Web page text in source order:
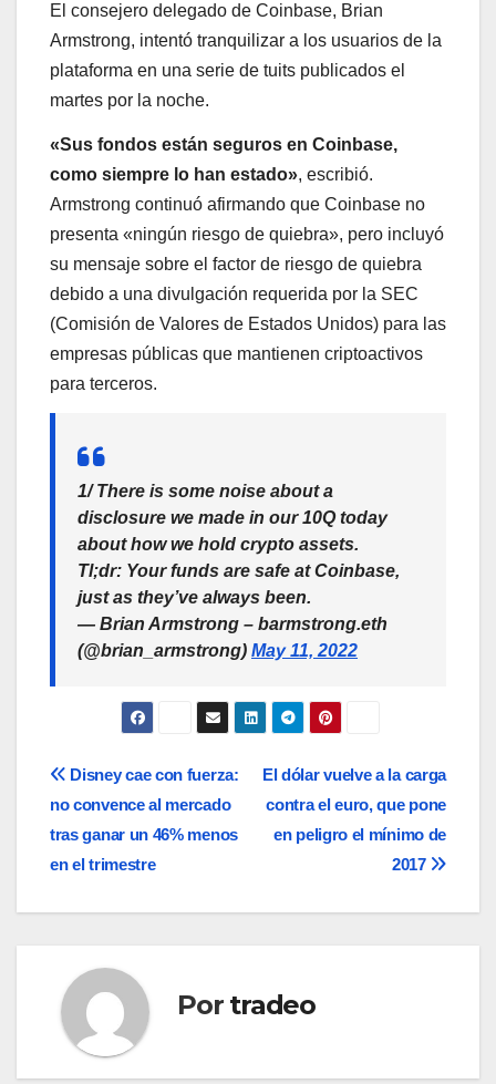
El consejero delegado de Coinbase, Brian
Armstrong, intentó tranquilizar a los usuarios de la
plataforma en una serie de tuits publicados el
martes por la noche.
«Sus fondos están seguros en Coinbase,
como siempre lo han estado», escribió.
Armstrong continuó afirmando que Coinbase no
presenta «ningún riesgo de quiebra», pero incluyó
su mensaje sobre el factor de riesgo de quiebra
debido a una divulgación requerida por la SEC
(Comisión de Valores de Estados Unidos) para las
empresas públicas que mantienen criptoactivos
para terceros.
1/ There is some noise about a
disclosure we made in our 10Q today
about how we hold crypto assets.
Tl;dr: Your funds are safe at Coinbase,
just as they’ve always been.
— Brian Armstrong – barmstrong.eth
(@brian_armstrong) May 11, 2022
Navegación
de
entradas
El dólar vuelve a la carga
contra el euro, que pone
en peligro el mínimo de
2017
Disney cae con fuerza:
no convence al mercado
tras ganar un 46% menos
en el trimestre
Por tradeo